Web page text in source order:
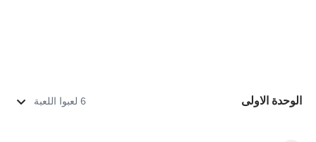
الوحدة الاولى 6 لعبوا اللعبة